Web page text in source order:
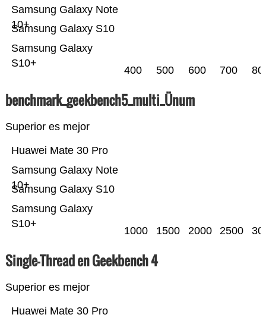
Samsung Galaxy
S10+
Samsung Galaxy S10
Samsung Galaxy Note
10+
400 500 600 700
benchmark_geekbench5_multi_Ünum
Superior es mejor
Samsung Galaxy
S10+
Samsung Galaxy S10
Samsung Galaxy Note
10+
Huawei Mate 30 Pro
1000 1500 2000 2500
Single-Thread en Geekbench 4
Superior es mejor
Huawei Mate 30 Pro